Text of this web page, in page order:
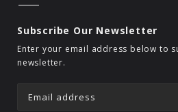
Subscribe Our Newsletter
Enter your email address below to
newsletter.